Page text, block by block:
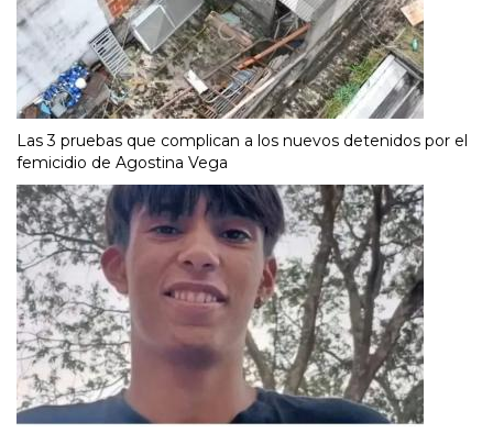
Las 3 pruebas que complican a los nuevos detenidos por el
femicidio de Agostina Vega